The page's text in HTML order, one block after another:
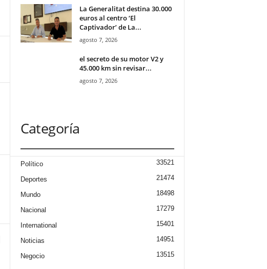
La Generalitat destina 30.000
euros al centro ‘El
Captivador’ de La...
agosto 7, 2026
el secreto de su motor V2 y
45.000 km sin revisar...
agosto 7, 2026
Categoría
Político 33521
Deportes 21474
Mundo 18498
Nacional 17279
International 15401
Noticias 14951
Negocio 13515